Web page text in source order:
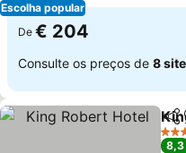
Escolha popular
De € 204
Consulte os preços de 8
3
8,3